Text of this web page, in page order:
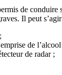
de conduire
Il peut
de
de radar ;